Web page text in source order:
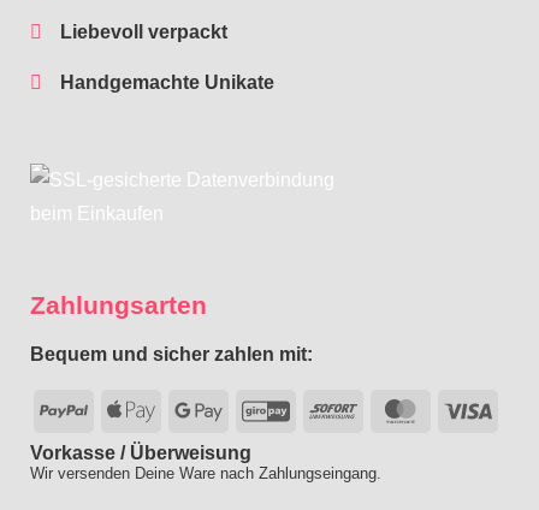
Liebevoll verpackt
Handgemachte Unikate
Zahlungsarten
Bequem und sicher zahlen mit:
PayPal Apple
Google GiroPaySofort MasterCard
Vorkasse / Überweisung
Wir versenden Deine Ware nach Zahlungseingang.